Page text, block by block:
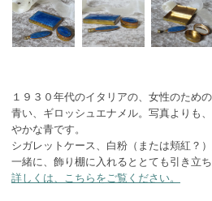
１９３０年代のイタリアの、女性のため
青い、ギロッシュエナメル。写真よりも
やかな青です。
シガレットケース、白粉（または頬紅？
一緒に、飾り棚に入れるととても引き立ち
詳しくは、こちらをご覧ください。